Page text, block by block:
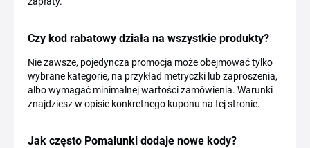
Czy kod rabatowy działa na wszystkie produkty?
Nie zawsze, pojedyncza promocja może obejmować tylko
wybrane kategorie, na przykład metryczki lub zaproszenia,
albo wymagać minimalnej wartości zamówienia. Warunki
znajdziesz w opisie konkretnego kuponu na tej stronie.
Jak często Pomalunki dodaje nowe kody?